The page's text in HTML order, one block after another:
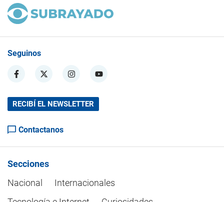
Seguinos
RECIBÍ EL NEWSLETTER
Contactanos
Secciones
Nacional
Internacionales